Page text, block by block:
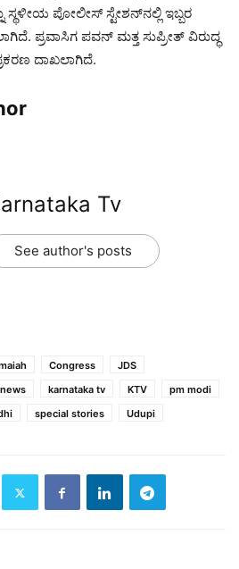
ಸ್ಥಳೀಯ ಪೋಲೀಸ್ ಸ್ಟೇಶನ್‌ನಲ್ಲಿ ಇಬ್ಬರ
ಪ್ರವಾಸಿಗ ಪವನ್ ಮತ್ತ ಸುಪ್ರೀತ್ ವಿರುದ್ಧ
ದಾಖಲಾಗಿದೆ.
Tv
See author's posts
Congress
JDS
karnataka tv KTV
pm modi
special stories Udupi